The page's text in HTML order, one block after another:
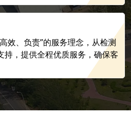
效、负责”的服务理念，从检测
持，提供全程优质服务，确保客